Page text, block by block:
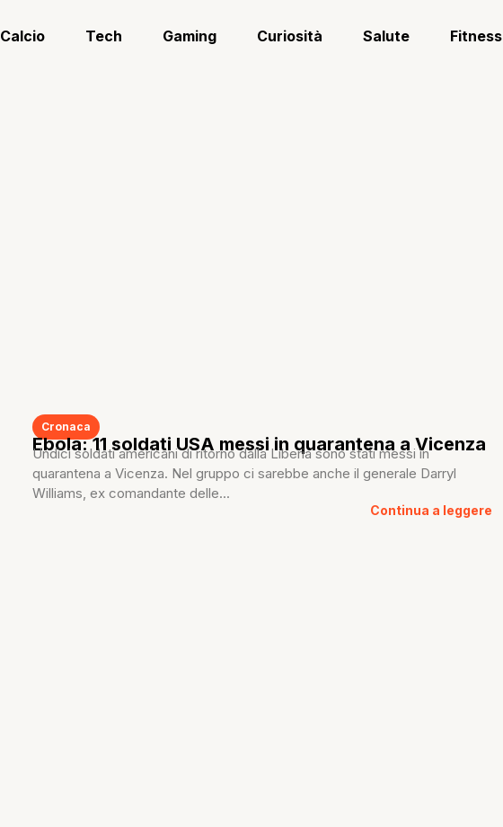
Calcio Tech Gaming Curiosità Salute Fitness
Cronaca
Ebola: 11 soldati USA messi in quarantena a Vicenza
Undici soldati americani di ritorno dalla Liberia sono stati messi in
quarantena a Vicenza. Nel gruppo ci sarebbe anche il generale Darryl
Williams, ex comandante delle...
Continua a leggere